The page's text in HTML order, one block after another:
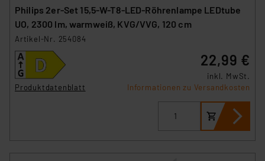
Philips 2er-Set 15,5-W-T8-LED-Röhrenlampe LEDtube
UO, 2300 lm, warmweiß, KVG/VVG, 120 cm
Artikel-Nr. 254084
Produktdatenblatt
22,99 €
inkl. MwSt.
Informationen zu Versandkosten